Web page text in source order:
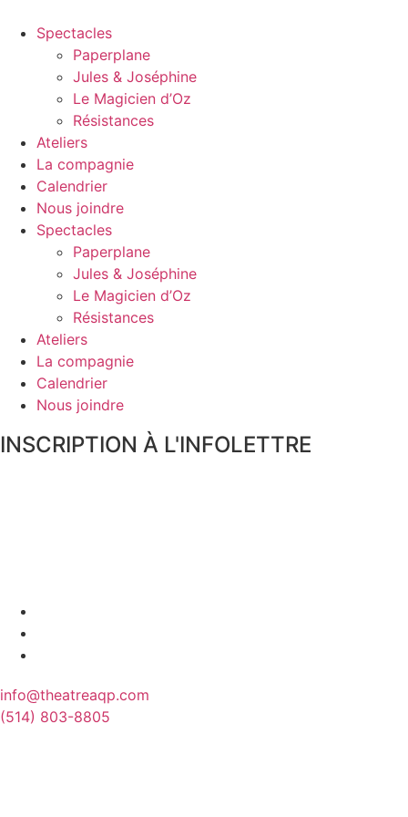
Spectacles
Paperplane
Jules & Joséphine
Le Magicien d’Oz
Résistances
Ateliers
La compagnie
Calendrier
Nous joindre
Spectacles
Paperplane
Jules & Joséphine
Le Magicien d’Oz
Résistances
Ateliers
La compagnie
Calendrier
Nous joindre
INSCRIPTION À L'INFOLETTRE
info@theatreaqp.com
(514) 803-8805